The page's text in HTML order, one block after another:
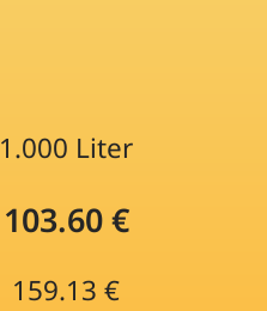
1.000 Liter
103.60 €
159.13 €